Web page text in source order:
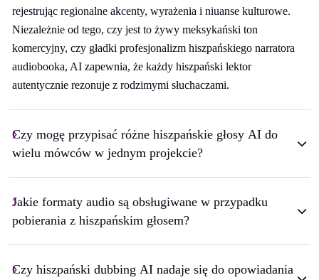
rejestrując regionalne akcenty, wyrażenia i niuanse kulturowe.
Niezależnie od tego, czy jest to żywy meksykański ton
komercyjny, czy gładki profesjonalizm hiszpańskiego narratora
audiobooka, AI zapewnia, że każdy hiszpański lektor
autentycznie rezonuje z rodzimymi słuchaczami.
Czy mogę przypisać różne hiszpańskie głosy AI do
wielu mówców w jednym projekcie?
Jakie formaty audio są obsługiwane w przypadku
pobierania z hiszpańskim głosem?
Czy hiszpański dubbing AI nadaje się do opowiadania